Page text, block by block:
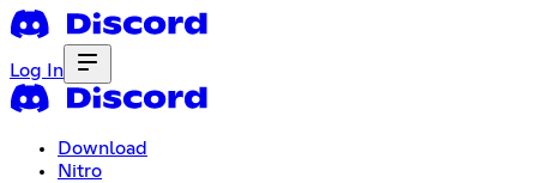
Log In
Download
Nitro